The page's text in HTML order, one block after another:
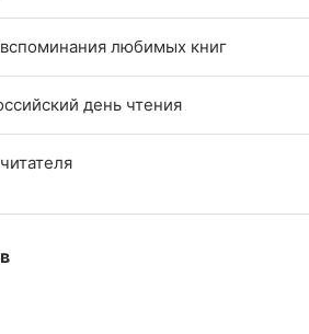
любимых книг
день чтения